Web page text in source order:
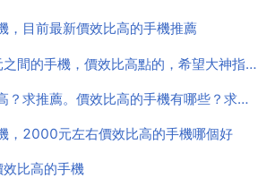
，目前最新價效比高的手機推薦
現在1000 2019元之間的手機，價效比高點的，希望大神指導阿
什麼手機價效比最高？求推薦。價效比高的手機有哪些？求推薦
，2000元左右價效比高的手機哪個好
比高的手機